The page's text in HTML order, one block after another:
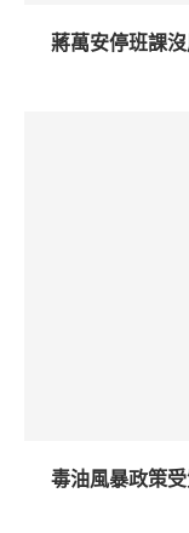
蔣萬安停班課
毒油風暴政策